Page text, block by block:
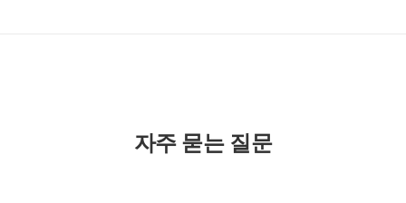
자주 묻는 질문